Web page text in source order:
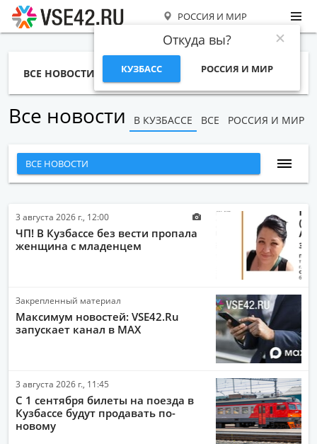
РОССИЯ И МИР
Откуда вы?
КУЗБАСС РОССИЯ И МИР
ВСЕ НОВОСТИ СТАТЬИ ТЕМЫ ФОТО
Все новости В КУЗБАССЕ ВСЕ РОССИЯ И МИР
ВСЕ НОВОСТИ
НАРОДНЫЕ НОВОСТИ
НОВОСТИ С ВИДЕО
НОВОСТИ КОМПАНИЙ
ОБЩЕСТВО
ПОЛИТИКА
ПРОИСШЕСТВИЯ
АВТО-МОТО
ДРУГИЕ НОВОСТИ
3 августа 2026 г., 12:00
ЧП! В Кузбассе без вести пропала
женщина с младенцем
Закрепленный материал
Максимум новостей: VSE42.Ru
запускает канал в MAX
3 августа 2026 г., 11:45
С 1 сентября билеты на поезда в
Кузбассе будут продавать по-
новому